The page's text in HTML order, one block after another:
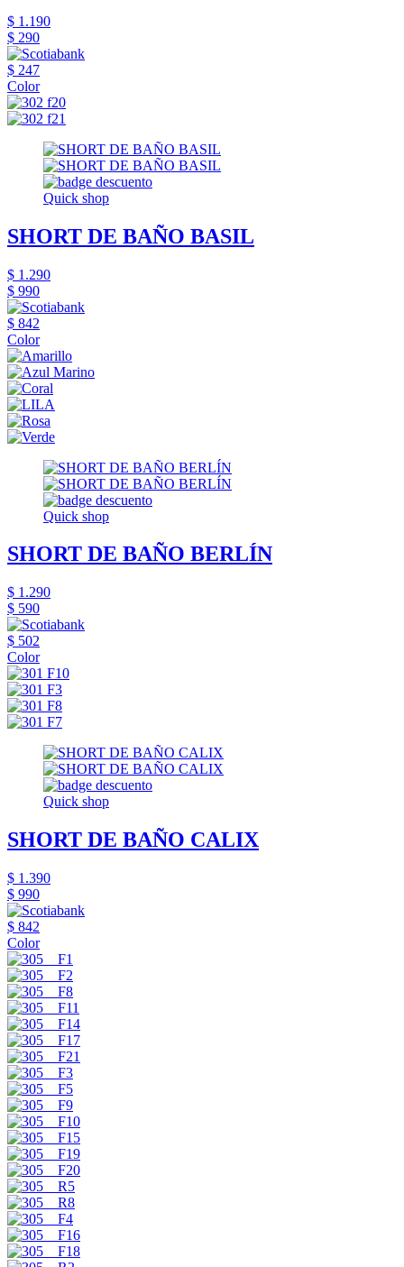
$ 1.190
$ 290
$ 247
Color
Quick shop
SHORT DE BAÑO BASIL
$ 1.290
$ 990
$ 842
Color
Quick shop
SHORT DE BAÑO BERLÍN
$ 1.290
$ 590
$ 502
Color
Quick shop
SHORT DE BAÑO CALIX
$ 1.390
$ 990
$ 842
Color